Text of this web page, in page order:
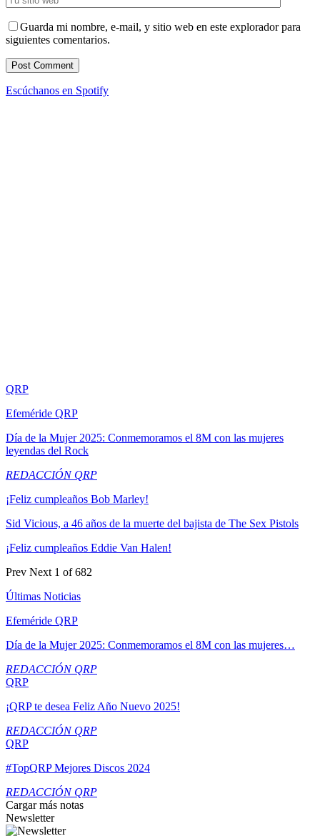
Guarda mi nombre, e-mail, y sitio web en este explorador para
siguientes comentarios.
Escúchanos en Spotify
QRP
Efeméride QRP
Día de la Mujer 2025: Conmemoramos el 8M con las mujeres
leyendas del Rock
REDACCIÓN QRP
¡Feliz cumpleaños Bob Marley!
Sid Vicious, a 46 años de la muerte del bajista de The Sex Pistols
¡Feliz cumpleaños Eddie Van Halen!
Prev Next 1 of 682
Últimas Noticias
Efeméride QRP
Día de la Mujer 2025: Conmemoramos el 8M con las mujeres…
REDACCIÓN QRP
QRP
¡QRP te desea Feliz Año Nuevo 2025!
REDACCIÓN QRP
QRP
#TopQRP Mejores Discos 2024
REDACCIÓN QRP
Cargar más notas
Newsletter